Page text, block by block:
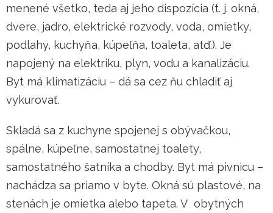
menené všetko, teda aj jeho dispozícia (t. j. okná,
dvere, jadro, elektrické rozvody, voda, omietky,
podlahy, kuchyňa, kúpeľňa, toaleta, atď.). Je
napojený na elektriku, plyn, vodu a kanalizáciu.
Byt má klimatizáciu – dá sa cez ňu chladiť aj
vykurovať.
Skladá sa z kuchyne spojenej s obývačkou,
spálne, kúpeľne, samostatnej toalety,
samostatného šatníka a chodby. Byt má pivnicu –
nachádza sa priamo v byte. Okná sú plastové, na
stenách je omietka alebo tapeta. V obytných